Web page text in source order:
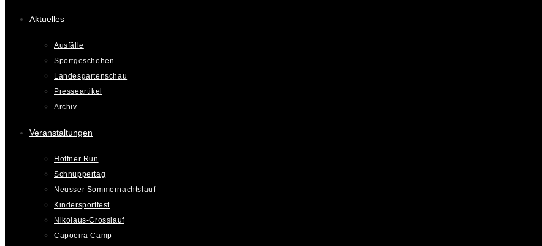
Aktuelles
Ausfälle
Sportgeschehen
Landesgartenschau
Presseartikel
Archiv
Veranstaltungen
Höffner Run
Schnuppertag
Neusser Sommernachtslauf
Kindersportfest
Nikolaus-Crosslauf
Capoeira Camp